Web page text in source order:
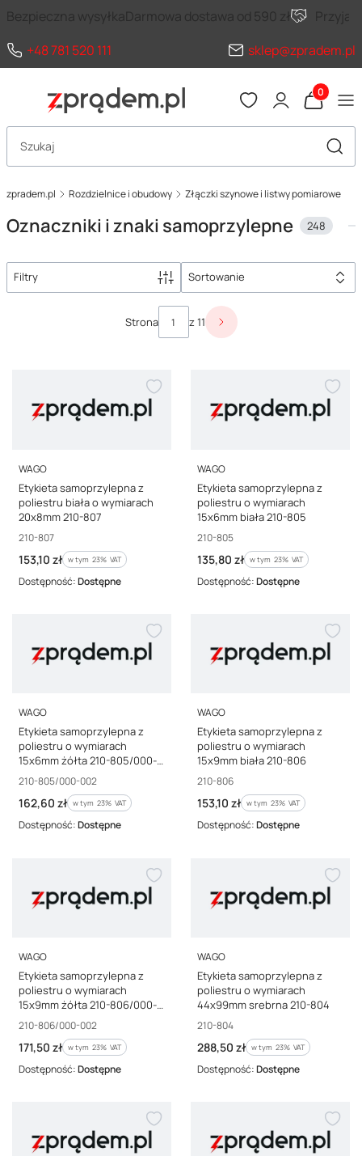
Bezpieczna wysyłkaDarmowa dostawa od 590 zł
+48 781 520 111
sklep@zpradem.pl
Produkty
Otwórz wyszukiwarkę
zpradem.pl Rozdzielnice i obudowy Złączki szynowe i listwy pomiarowe
Oznaczniki i znaki samoprzylepne 248
Filtry Sortowanie
Lista produktówStrona z 11 Następne produkty
PRODUCENT
WAGO
Etykieta samoprzylepna z
poliestru biała o wymiarach
20x8mm 210-807
Kod producenta
210-807
Cena brutto
153,10 zł w tym %s VAT
w tym 23% VAT
Dostępność:Dostępne
PRODUCENT
WAGO
Etykieta samoprzylepna z
poliestru o wymiarach
15x6mm biała 210-805
Kod producenta
210-805
Cena brutto
135,80 zł w tym %s VAT
w tym 23% VAT
Dostępność:Dostępne
PRODUCENT
WAGO
Etykieta samoprzylepna z
poliestru o wymiarach
15x6mm żółta 210-805/000-
002
Kod producenta
210-805/000-002
Cena brutto
162,60 zł w tym %s VAT
w tym 23% VAT
Dostępność:Dostępne
PRODUCENT
WAGO
Etykieta samoprzylepna z
poliestru o wymiarach
15x9mm biała 210-806
Kod producenta
210-806
Cena brutto
153,10 zł w tym %s VAT
w tym 23% VAT
Dostępność:Dostępne
PRODUCENT
WAGO
Etykieta samoprzylepna z
poliestru o wymiarach
15x9mm żółta 210-806/000-
002
Kod producenta
210-806/000-002
Cena brutto
171,50 zł w tym %s VAT
w tym 23% VAT
Dostępność:Dostępne
PRODUCENT
WAGO
Etykieta samoprzylepna z
poliestru o wymiarach
44x99mm srebrna 210-804
Kod producenta
210-804
Cena brutto
288,50 zł w tym %s VAT
w tym 23% VAT
Dostępność:Dostępne